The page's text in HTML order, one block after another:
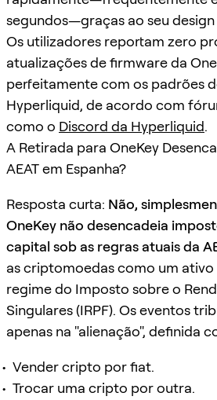
segundos—graças ao seu
Os utilizadores reportam zero
atualizações de firmware da
perfeitamente com os padrões
Hyperliquid, de acordo com
como o Discord da Hyperliquid.
A Retirada para OneKey
AEAT em Espanha?
Resposta curta: Não,
OneKey não desencadeia
capital sob as regras atuais da
as criptomoedas como um
regime do Imposto sobre o
Singulares (IRPF). Os eventos
apenas na "alienação", definida
Vender cripto por fiat.
Trocar uma cripto por outra.